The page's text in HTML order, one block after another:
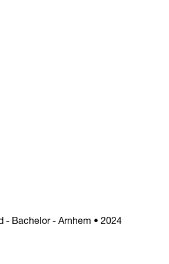
- Bachelor - Arnhem • 2024